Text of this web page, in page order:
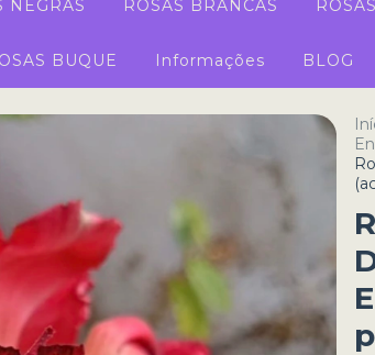
NEGRAS ROSAS BRANCAS
BUQUE Informações BLOG